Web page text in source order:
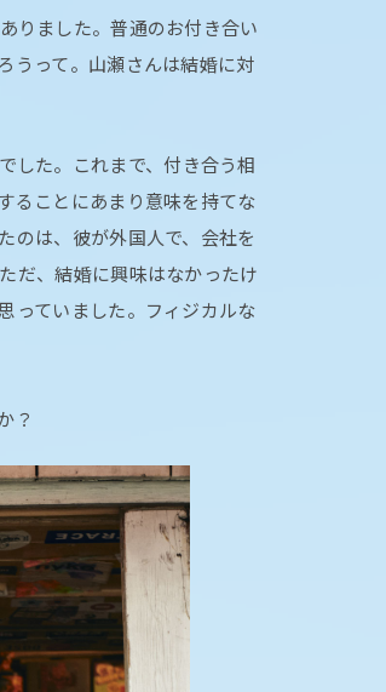
りました。普通のお付き合い
うって。山瀬さんは結婚に対
した。これまで、付き合う相
ることにあまり意味を持てな
のは、彼が外国人で、会社を
だ、結婚に興味はなかったけ
っていました。フィジカルな
？